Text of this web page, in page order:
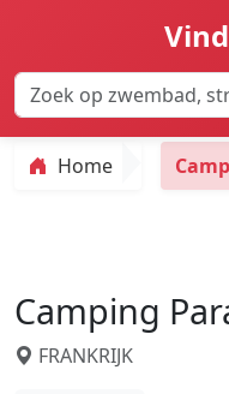
Home
Camping
FRANKRIJK